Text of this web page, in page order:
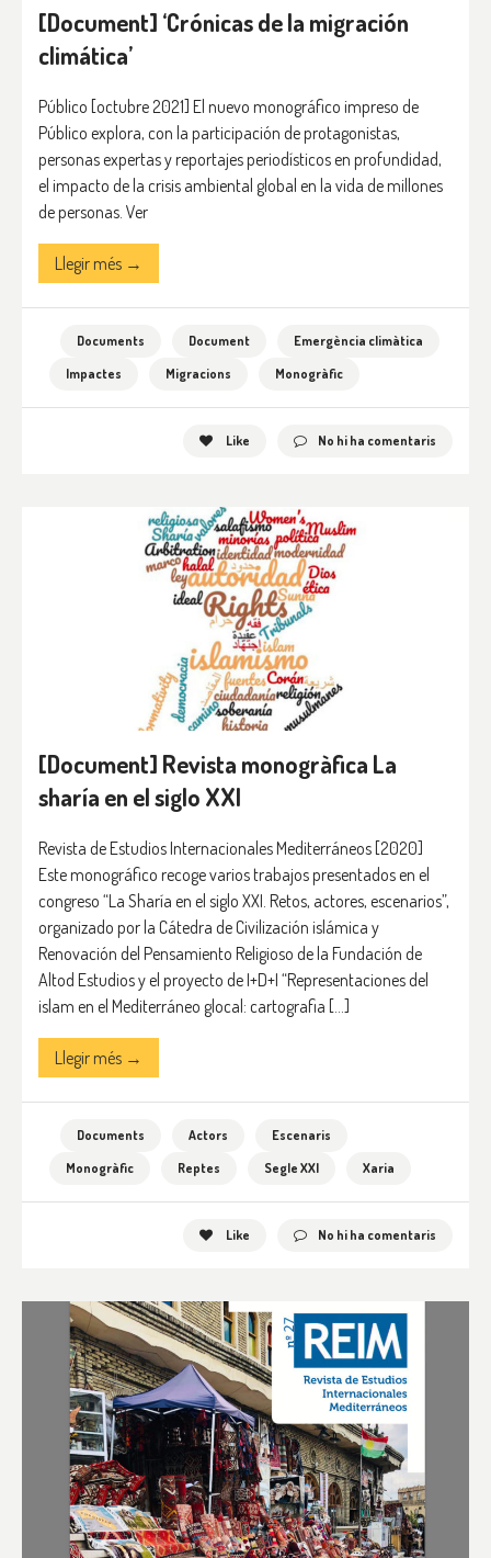
[Document] ‘Crónicas de la migración
climática’
Público [octubre 2021] El nuevo monográfico impreso de
Público explora, con la participación de protagonistas,
personas expertas y reportajes periodísticos en profundidad,
el impacto de la crisis ambiental global en la vida de millones
de personas. Ver
Llegir més →
Documents Document
Emergència climàtica
Impactes
Migracions Monogràfic
Like No hi ha comentaris
[Document] Revista monogràfica La
sharía en el siglo XXI
Revista de Estudios Internacionales Mediterráneos [2020]
Este monográfico recoge varios trabajos presentados en el
congreso “La Sharía en el siglo XXI. Retos, actores, escenarios”,
organizado por la Cátedra de Civilización islámica y
Renovación del Pensamiento Religioso de la Fundación de
Altod Estudios y el proyecto de I+D+I “Representaciones del
islam en el Mediterráneo glocal: cartografia […]
Llegir més →
Documents Actors
Escenaris
Monogràfic
Reptes Segle XXI Xaria
Like No hi ha comentaris